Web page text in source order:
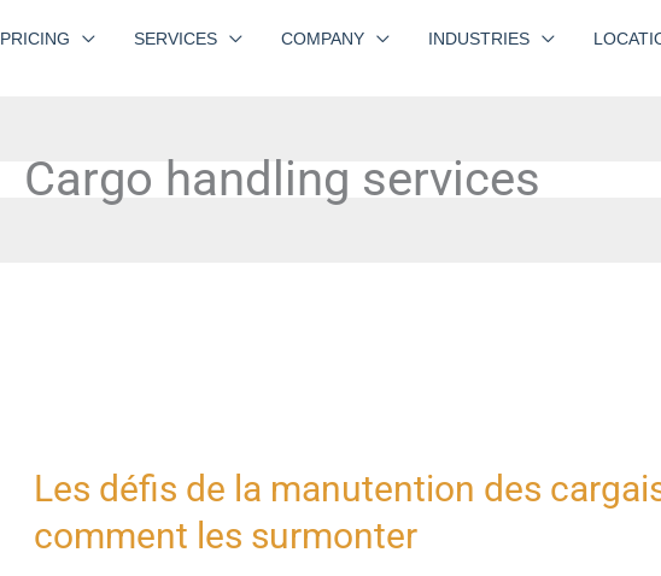
PRICING SERVICES COMPANY INDUSTRIES
Cargo handling services
Les défis de la manutention des
comment les surmonter
Les
de